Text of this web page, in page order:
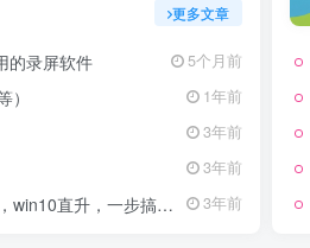
更多文章
的录屏软件 5个月前
1年前
3年前
3年前
升，一步搞定一键升级 3年前